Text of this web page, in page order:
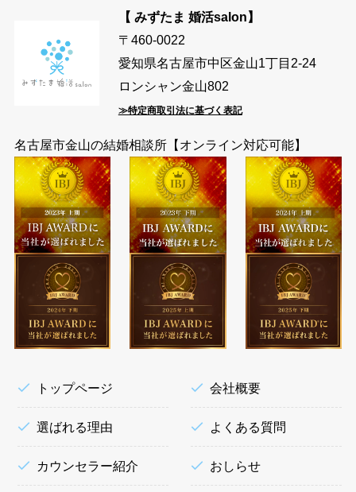
【 みずたま 婚活salon】
〒460-0022
愛知県名古屋市中区金山1丁目2-24
ロンシャン金山802
≫特定商取引法に基づく表記
名古屋市金山の結婚相談所【オンライン対応可能】
トップページ
選ばれる理由
カウンセラー紹介
会社概要
よくある質問
おしらせ